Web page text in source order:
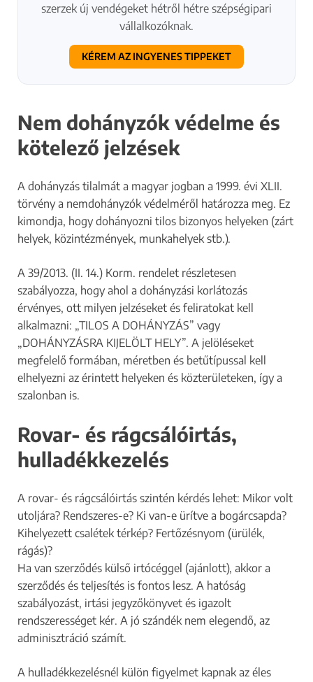
szerzek új vendégeket hétről hétre szépségipari
vállalkozóknak.
KÉREM AZ INGYENES TIPPEKET
Nem dohányzók védelme és
kötelező jelzések
A dohányzás tilalmát a magyar jogban a 1999. évi XLII.
törvény a nemdohányzók védelméről határozza meg. Ez
kimondja, hogy dohányozni tilos bizonyos helyeken (zárt
helyek, közintézmények, munkahelyek stb.).
A 39/2013. (II. 14.) Korm. rendelet részletesen
szabályozza, hogy ahol a dohányzási korlátozás
érvényes, ott milyen jelzéseket és feliratokat kell
alkalmazni: „TILOS A DOHÁNYZÁS” vagy
„DOHÁNYZÁSRA KIJELÖLT HELY”. A jelöléseket
megfelelő formában, méretben és betűtípussal kell
elhelyezni az érintett helyeken és közterületeken, így a
szalonban is.
Rovar- és rágcsálóirtás,
hulladékkezelés
A rovar- és rágcsálóirtás szintén kérdés lehet: Mikor volt
utoljára? Rendszeres-e? Ki van-e ürítve a bogárcsapda?
Kihelyezett csalétek térkép? Fertőzésnyom (ürülék,
rágás)?
Ha van szerződés külső irtócéggel (ajánlott), akkor a
szerződés és teljesítés is fontos lesz. A hatóság
szabályozást, irtási jegyzőkönyvet és igazolt
rendszerességet kér. A jó szándék nem elegendő, az
adminisztráció számít.
A hulladékkezelésnél külön figyelmet kapnak az éles